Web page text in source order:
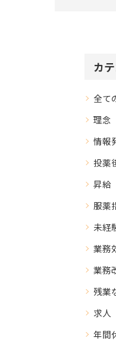
カ
全て
理念
情報
投薬
昇給
服薬
未経
業務
業務
残業
求人
年間